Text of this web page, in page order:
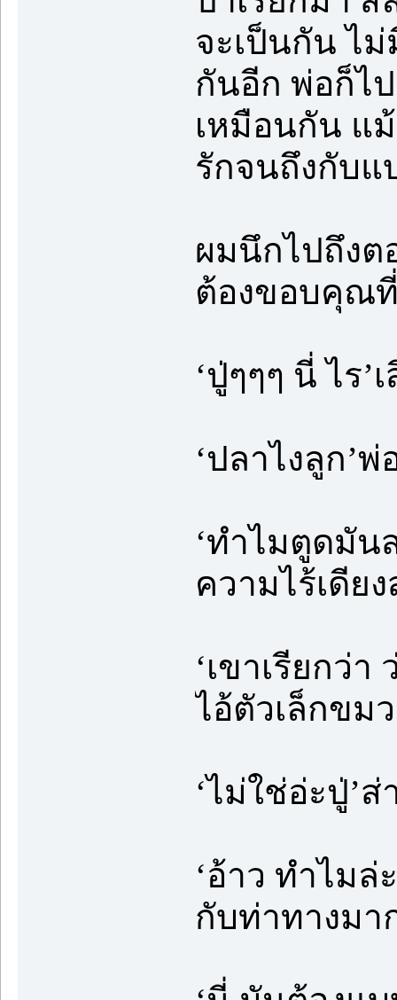
จะเป็นกัน ไ
กันอีก พ่อก็ไ
เหมือนกัน แ
รักจนถึงกับแ
ผมนึกไปถึง
ต้องขอบคุณ
‘ปู่ๆๆๆ นี่ ไร
‘ปลาไงลูก’
‘ทำไมตูดมัน
ความไร้เดีย
‘เขาเรียกว่
ไอ้ตัวเล็กขม
‘ไม่ใช่อ่ะปู่’
‘อ้าว ทำไมล่
กับท่าทางมา